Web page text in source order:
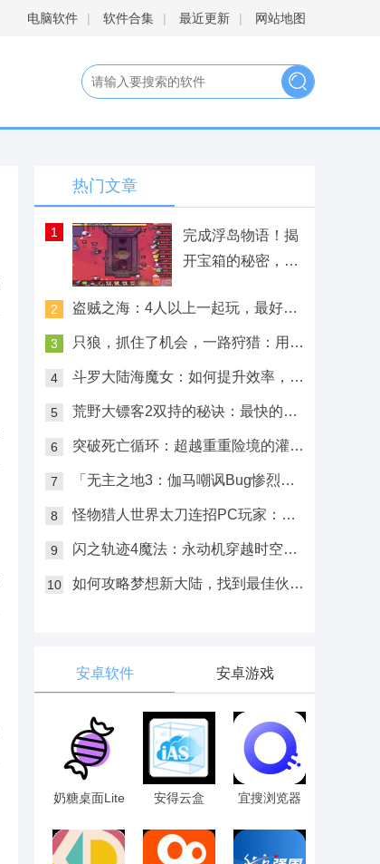
电脑软件 | 软件合集 | 最近更新 | 网站地图
热门文章
1
完成浮岛物语！揭
开宝箱的秘密，解
2
盗贼之海：4人以上一起玩，最好玩
的多人体验来啦！
3
只狼，抓住了机会，一路狩猎：用鲜
柿子去找回未来！
4
斗罗大陆海魔女：如何提升效率，冲
击极限？
5
荒野大镖客2双持的秘诀：最快的方
法来实现双持的技巧！
6
突破死亡循环：超越重重险境的灌注
装备
7
「无主之地3：伽马嘲讽Bug惨烈上
演！」
8
怪物猎人世界太刀连招PC玩家：怪
猎世界最强连招攻略！
9
闪之轨迹4魔法：永动机穿越时空带
你开启新的冒险！
10
如何攻略梦想新大陆，找到最佳伙
安卓软件 安卓游戏
奶糖桌面Lite 安得云盒 宜搜浏览器